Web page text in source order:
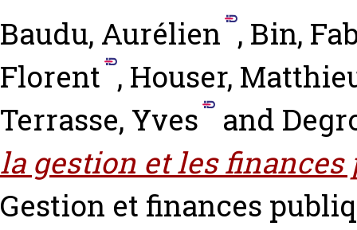
Baudu, Aurélien , Bin,
Florent , Houser,
Terrasse, Yves
and
la gestion et les
Gestion et finances